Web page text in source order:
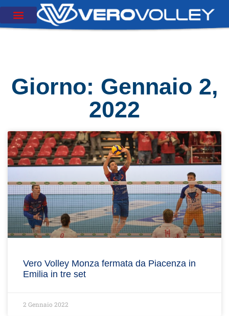
Giorno: Gennaio 2,
2022
Vero Volley Monza fermata da Piacenza in
Emilia in tre set
2 Gennaio 2022